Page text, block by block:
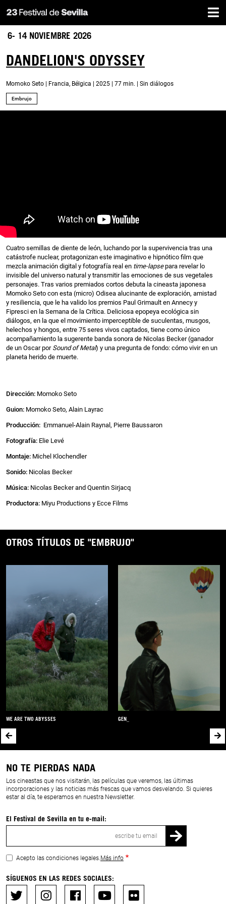
Pasar
al
contenido
6- 14 NOVIEMBRE 2026
Embrujo
DANDELION'S ODYSSEY
Momoko Seto | Francia, Bélgica | 2025 | 77 min. | Sin diálogos
Cuatro semillas de diente de león, luchando por la supervivencia tras una
catástrofe nuclear, protagonizan este imaginativo e hipnótico film que
mezcla animación digital y fotografía real en time-lapsepara revelar lo
invisible del universo natural y transmitir las emociones de sus vegetales
personajes. Tras varios premiados cortos debuta la cineasta japonesa
Momoko Seto con esta (micro) Odisea alucinante de exploración, amistad
y resiliencia, que le ha valido los premios Paul Grimault en Annecy y
Fipresci en la Semana de la Crítica. Deliciosa epopeya ecológica sin
diálogos, en la que el movimiento imperceptible de suculentas, musgos,
helechos y hongos, entre 75 seres vivos captados, tiene como único
acompañamiento la sugerente banda sonora de Nicolas Becker (ganador
de un Oscar porSound of Metal) y una pregunta de fondo: cómo vivir en un
planeta herido de muerte.
Dirección: Momoko Seto
Guion: Momoko Seto, Alain Layrac
Producción: Emmanuel-Alain Raynal, Pierre Baussaron
Fotografía: Elie Levé
Montaje: Michel Klochendler
Sonido: Nicolas Becker
Música: Nicolas Becker and Quentin Sirjacq
Productora: Miyu Productions y Ecce Films
OTROS TÍTULOS DE "EMBRUJO"
WE ARE TWO ABYSSES GEN_
NO TE PIERDAS NADA
Los cineastas que nos visitarán, las películas que veremos, las últimas
incorporaciones y las noticias más frescas que vamos desvelando. Si quieres
estar al día, te esperamos en nuestra Newsletter.
El Festival de Sevilla en tu e-mail:
Acepto las condiciones legales. Más info
SÍGUENOS EN LAS REDES SOCIALES: